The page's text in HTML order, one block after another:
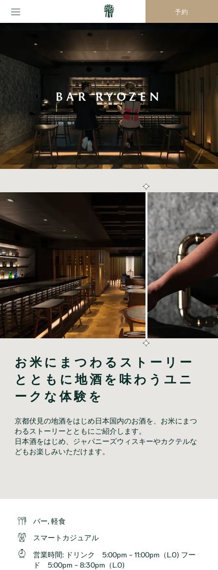
予約
BAR RYOZEN
お米にまつわるストーリー
とともに地酒を味わうユニ
ークな体験を
京都伏見の地酒をはじめ日本国内のお酒を、お米にまつ
わるストーリーとともにご紹介します。
日本酒をはじめ、ジャパニーズウィスキーやカクテルな
どもお楽しみいただけます。
バー, 軽食
スマートカジュアル
営業時間: ドリンク 5:00pm - 11:00pm（L.O) フー
ド 5:00pm - 8:30pm（L.O)